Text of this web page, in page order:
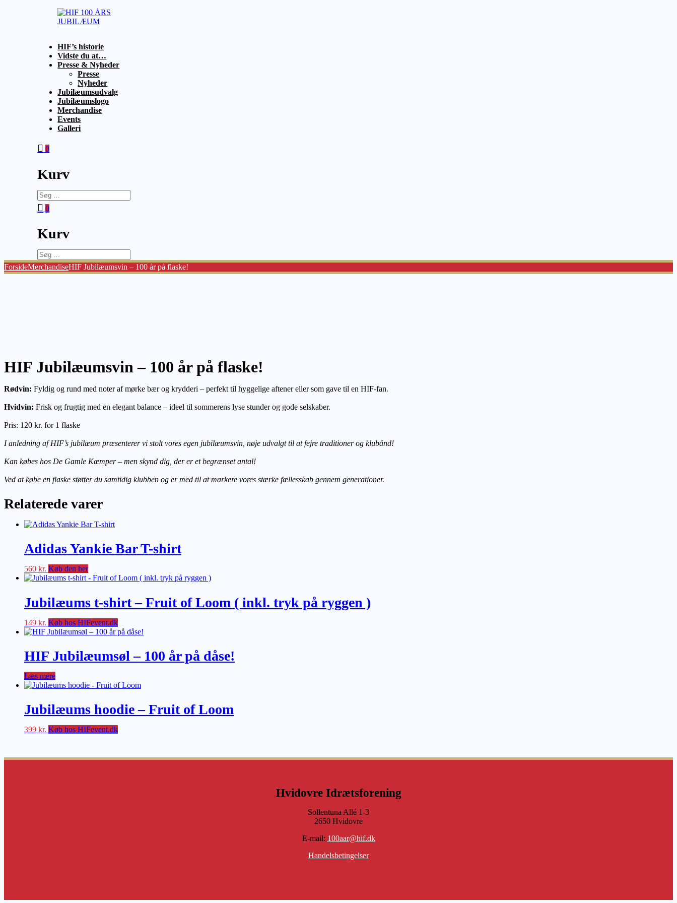
HIF
100
ÅRS
JUBILÆUM
1925
2025
HIF’s historie
Vidste du at…
Presse & Nyheder
Presse
Nyheder
Jubilæumsudvalg
Jubilæumslogo
Merchandise
Events
Galleri
0
Kurv
Søg
efter:
0
Kurv
Søg
efter:
ForsideMerchandiseHIF Jubilæumsvin – 100 år på flaske!
HIF Jubilæumsvin – 100 år på flaske!
Rødvin: Fyldig og rund med noter af mørke bær og krydderi – perfekt til hyggelige aftener eller som gave til en HIF-fan.
Hvidvin: Frisk og frugtig med en elegant balance – ideel til sommerens lyse stunder og gode selskaber.
Pris: 120 kr. for 1 flaske
I anledning af HIF’s jubilæum præsenterer vi stolt vores egen jubilæumsvin, nøje udvalgt til at fejre traditioner og klubånd!
Kan købes hos De Gamle Kæmper– men skynd dig, der er et begrænset antal!
Ved at købe en flaske støtter du samtidig klubben og er med til at markere vores stærke fællesskab gennem generationer.
Relaterede varer
Adidas Yankie Bar T-shirt
560 kr. Køb den her
Jubilæums t-shirt – Fruit of Loom ( inkl. tryk på ryggen )
149 kr. Køb hos HIFevent.dk
HIF Jubilæumsøl – 100 år på dåse!
Læs mere
Jubilæums hoodie – Fruit of Loom
399 kr. Køb hos HIFevent.dk
Hvidovre Idrætsforening
Sollentuna Allé 1-3
2650 Hvidovre
E-mail: 100aar@hif.dk
Handelsbetingelser